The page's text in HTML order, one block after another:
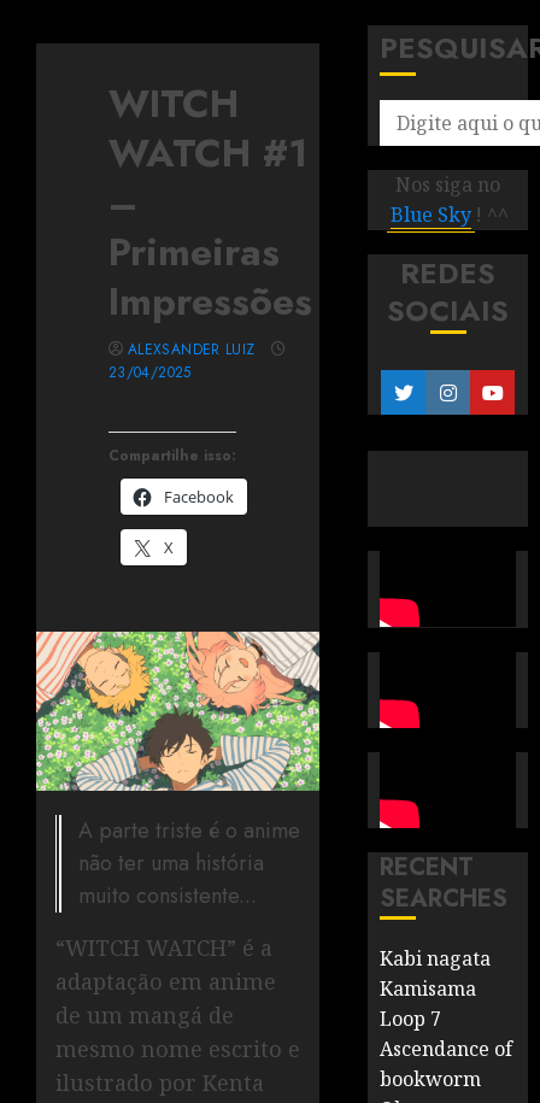
WITCH
WATCH #1
–
Primeiras
Impressões
Compartilhe isso:
Facebook
X
ALEXSANDER LUIZ
23/04/2025
A parte triste é o anime
não ter uma história
muito consistente...
“WITCH WATCH” é a
adaptação em anime
de um mangá de
mesmo nome escrito e
ilustrado por Kenta
Nos siga no
Blue Sky ! ^^
REDES
SOCIAIS
RECENT
SEARCHES
Kabi nagata
Kamisama
Loop 7
Ascendance of
bookworm